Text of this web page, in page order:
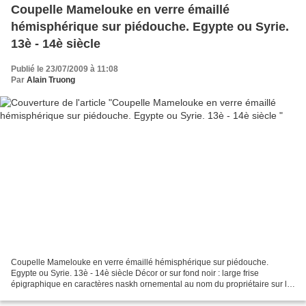
Coupelle Mamelouke en verre émaillé
hémisphérique sur piédouche. Egypte ou Syrie.
13è - 14è siècle
Publié le 23/07/2009 à 11:08
Par Alain Truong
Coupelle Mamelouke en verre émaillé hémisphérique sur piédouche.
Egypte ou Syrie. 13è - 14è siècle Décor or sur fond noir : large frise
épigraphique en caractères naskh ornemental au nom du propriétaire sur le